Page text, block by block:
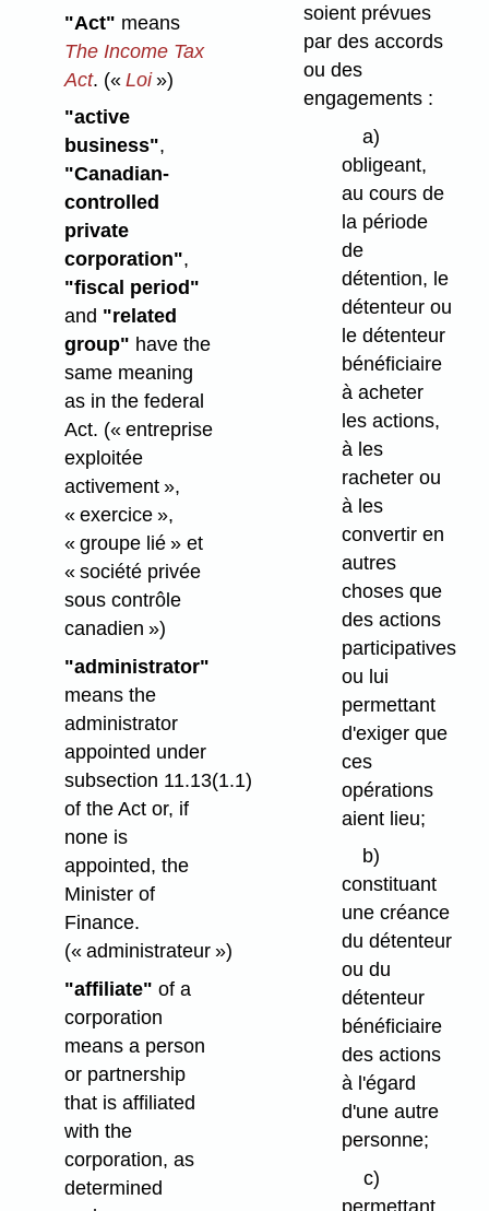
"Act" means
The Income Tax
Act. (« Loi»)
"active
business",
"Canadian-
controlled
private
corporation",
"fiscal period"
and "related
group" have the
same meaning
as in the federal
Act. (« entreprise
exploitée
activement »,
« exercice »,
« groupe lié » et
« société privée
sous contrôle
canadien »)
"administrator"
means the
administrator
appointed under
subsection 11.13(1.1)
of the Act or, if
none is
appointed, the
Minister of
Finance.
(« administrateur »)
"affiliate" of a
corporation
means a person
or partnership
that is affiliated
with the
corporation, as
determined
soient prévues
par des accords
ou des
engagements :
a)
obligeant,
au cours de
la période
de
détention, le
détenteur ou
le détenteur
bénéficiaire
à acheter
les actions,
à les
racheter ou
à les
convertir en
autres
choses que
des actions
participatives
ou lui
permettant
d'exiger que
ces
opérations
aient lieu;
b)
constituant
une créance
du détenteur
ou du
détenteur
bénéficiaire
des actions
à l'égard
d'une autre
personne;
c)